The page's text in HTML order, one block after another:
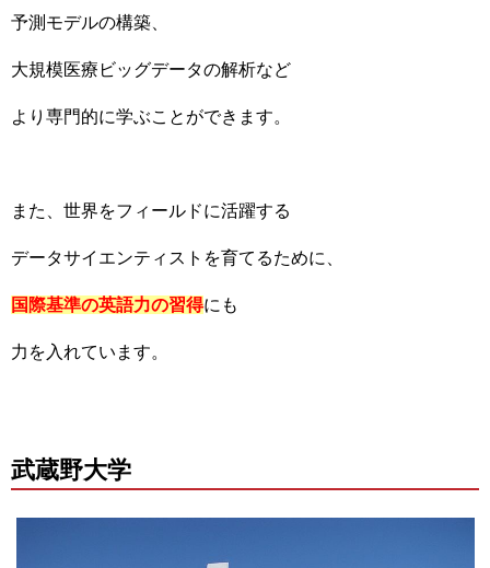
予測モデルの構築、
大規模医療ビッグデータの解析など
より専門的に学ぶことができます。
また、世界をフィールドに活躍する
データサイエンティストを育てるために、
国際基準の英語力の習得にも
力を入れています。
武蔵野大学